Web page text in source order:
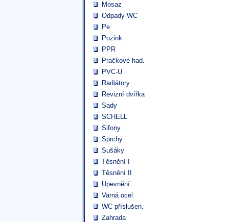
Mosaz
Odpady WC
Pe
Pozink
PPR
Pračkové had.
PVC-U
Radiátory
Revizní dvířka
Sady
SCHELL
Sifony
Sprchy
Sušáky
Těsnění I
Těsnění II
Upevnění
Varná ocel
WC příslušen.
Zahrada